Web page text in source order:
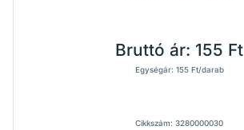
Bruttó ár: 155 Ft
Egységár: 155 Ft/darab
Cikkszám: 3280000030